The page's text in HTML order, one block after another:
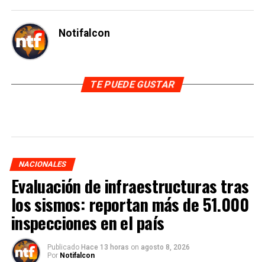
Notifalcon
TE PUEDE GUSTAR
NACIONALES
Evaluación de infraestructuras tras
los sismos: reportan más de 51.000
inspecciones en el país
Publicado Hace 13 horas on agosto 8, 2026
Por Notifalcon